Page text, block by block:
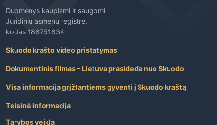
Duomenys kaupiami ir saugomi
Juridinių asmenų registre,
kodas 188751834
Skuodo krašto video pristatymas
Dokumentinis filmas – Lietuva prasideda nuo Skuodo
Visa informacija grįžtantiems gyventi į Skuodo kraštą
Teisinė informacija
Tarybos veikla